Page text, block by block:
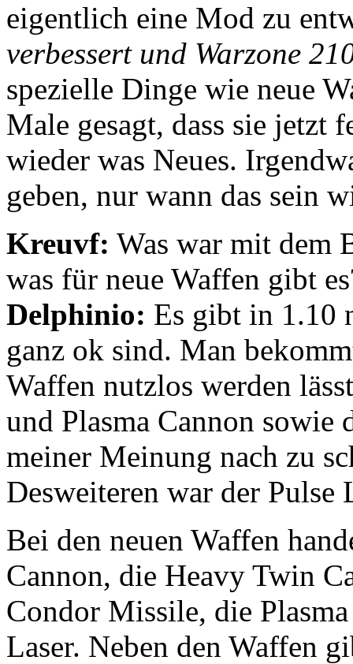
eigentlich eine Mod zu
verbessert und Warzone
spezielle Dinge wie neue
Male gesagt, dass sie jetzt
wieder was Neues.
geben, nur wann das sein
Kreuvf: Was war mit dem
was für neue Waffen gibt
Delphinio: Es gibt in 1.10
ganz ok sind. Man
Waffen nutzlos werden
und Plasma Cannon sowie
meiner Meinung nach zu
Desweiteren war der Pulse
Bei den neuen Waffen
Cannon, die Heavy Twin
Condor Missile, die
Laser. Neben den Waffen